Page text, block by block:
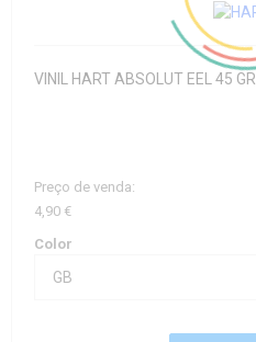
VINIL HART ABSOLUT EEL 45 GR
Preço de venda:
4,90 €
Color